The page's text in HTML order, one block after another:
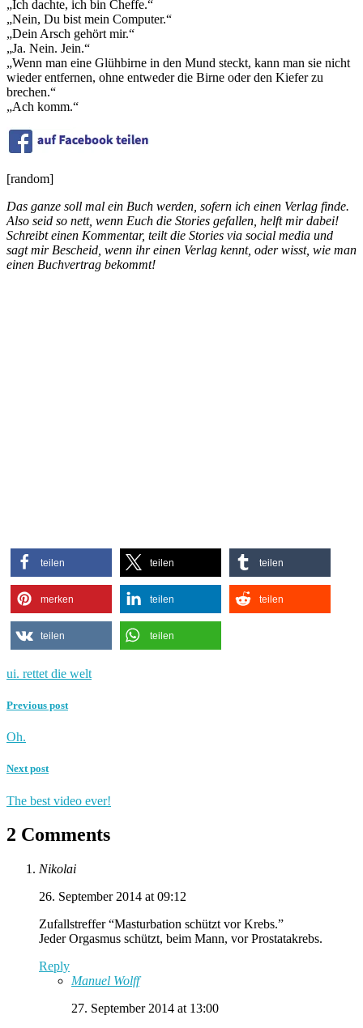
„Ich dachte, ich bin Cheffe.“
„Nein, Du bist mein Computer.“
„Dein Arsch gehört mir.“
„Ja. Nein. Jein.“
„Wenn man eine Glühbirne in den Mund steckt, kann man sie nicht
wieder entfernen, ohne entweder die Birne oder den Kiefer zu
brechen.“
„Ach komm.“
[random]
Das ganze soll mal ein Buch werden, sofern ich einen Verlag finde.
Also seid so nett, wenn Euch die Stories gefallen, helft mir dabei!
Schreibt einen Kommentar, teilt die Stories via social media und
sagt mir Bescheid, wenn ihr einen Verlag kennt, oder wisst, wie man
einen Buchvertrag bekommt!
teilen teilen teilen
merken teilen teilen
teilen teilen
ui. rettet die welt
Previous post
Oh.
Next post
The best video ever!
2 Comments
Nikolai
26. September 2014 at 09:12
Zufallstreffer “Masturbation schützt vor Krebs.”
Jeder Orgasmus schützt, beim Mann, vor Prostatakrebs.
Reply
Manuel Wolff
27. September 2014 at 13:00